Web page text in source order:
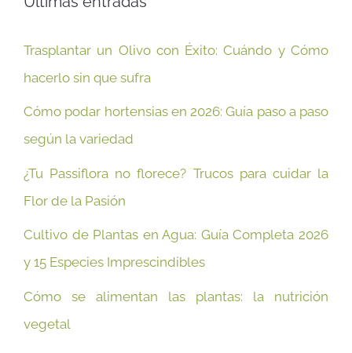
Trasplantar un Olivo con Éxito: Cuándo y Cómo
hacerlo sin que sufra
Cómo podar hortensias en 2026: Guía paso a paso
según la variedad
¿Tu Passiflora no florece? Trucos para cuidar la
Flor de la Pasión
Cultivo de Plantas en Agua: Guía Completa 2026
y 15 Especies Imprescindibles
Cómo se alimentan las plantas: la nutrición
vegetal